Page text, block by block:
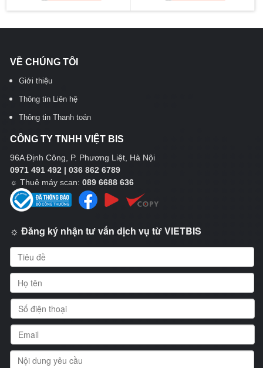
VỀ CHÚNG TÔI
Giới thiệu
Thông tin Liên hệ
Thông tin Thanh toán
CÔNG TY TNHH VIỆT BIS
96A Định Công, P. Phương Liệt, Hà Nội
0971 491 492 | 036 862 6789
☼ Thuê máy scan: 089 6688 636
☼ Đăng ký nhận tư vấn dịch vụ từ VIETBIS